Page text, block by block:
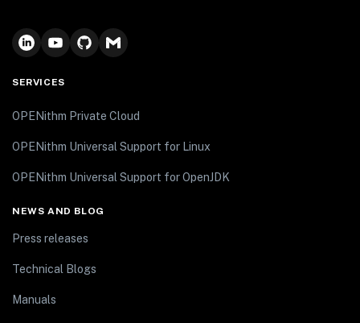
SERVICES
OPENithm Private Cloud
OPENithm Universal Support for Linux
OPENithm Universal Support for OpenJDK
NEWS AND BLOG
Press releases
Technical Blogs
Manuals